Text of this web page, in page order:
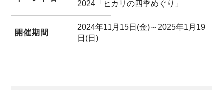
2024「ヒカリの四季めぐり」
開催期間
2024年11月15日(金)～2025年1月19
日(日)